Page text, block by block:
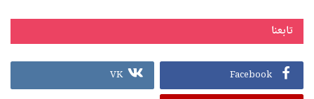
تابعنا
Facebook
VK